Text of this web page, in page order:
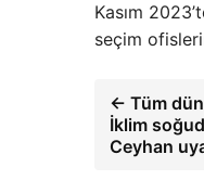
Kasım
seçim
← Tüm
İklim
Ceyhan